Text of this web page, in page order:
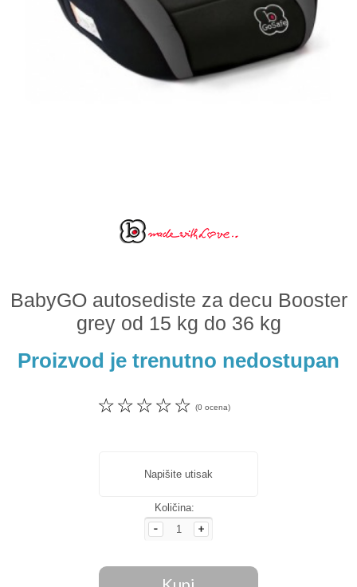
Posteljine, vrećice i baldahini
BabyGO autosediste za decu Booster
grey od 15 kg do 36 kg
Proizvod je trenutno nedostupan
☆
☆
☆
☆
☆ (0 ocena)
Napišite utisak
Količina: